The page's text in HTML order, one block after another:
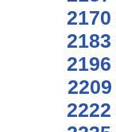
2170
2183
2196
2209
2222